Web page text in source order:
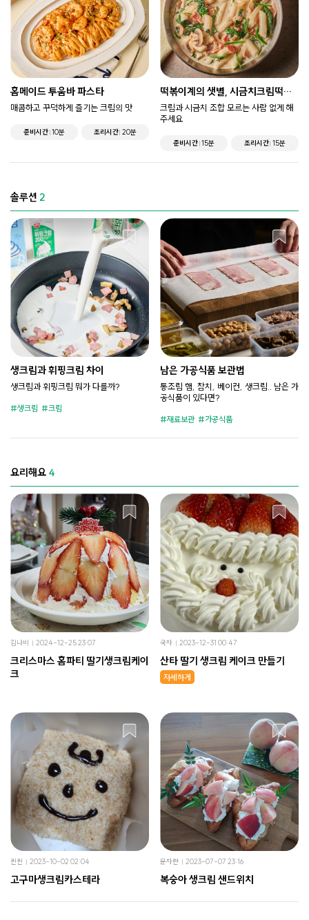
홈메이드 투움바 파스타
매콤하고 꾸덕하게 즐기는 크림의 맛
준비시간 10분 조리시간 20분
떡볶이계의 샛별, 시금치크림떡볶
이
크림과 시금치 조합 모르는 사람 없게 해
주세요
준비시간 15분 조리시간 15분
솔루션 2
생크림과 휘핑크림 차이
생크림과 휘핑크림 뭐가 다를까?
생크림 크림
남은 가공식품 보관법
통조림 햄, 참치, 베이컨, 생크림.. 남은 가
공식품이 있다면?
재료보관 가공식품
요리해요 4
김나비 2024-12-25 23:07
크리스마스 홈파티 딸기생크림케이
크
국자 2023-12-31 00:47
산타 딸기 생크림 케이크 만들기
자세하게
씬씬 2023-10-02 02:04
고구마생크림카스테라
문자란 2023-07-07 23:16
복숭아 생크림 샌드위치